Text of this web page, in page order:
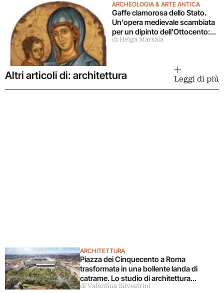
ARCHEOLOGIA & ARTE ANTICA
Gaffe clamorosa dello Stato.
Un’opera medievale scambiata
per un dipinto dell’Ottocento:
perduta per sempre
di Helga Marsala
Altri articoli di: architettura Leggi di più
ARCHITETTURA
Piazza dei Cinquecento a Roma
trasformata in una bollente landa di
catrame. Lo studio di architettura
disconosce il progetto
di Valentina Silvestrini